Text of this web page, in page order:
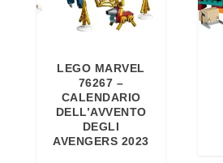
LEGO MARVEL
76267 –
CALENDARIO
DELL’AVVENTO
DEGLI
AVENGERS 2023